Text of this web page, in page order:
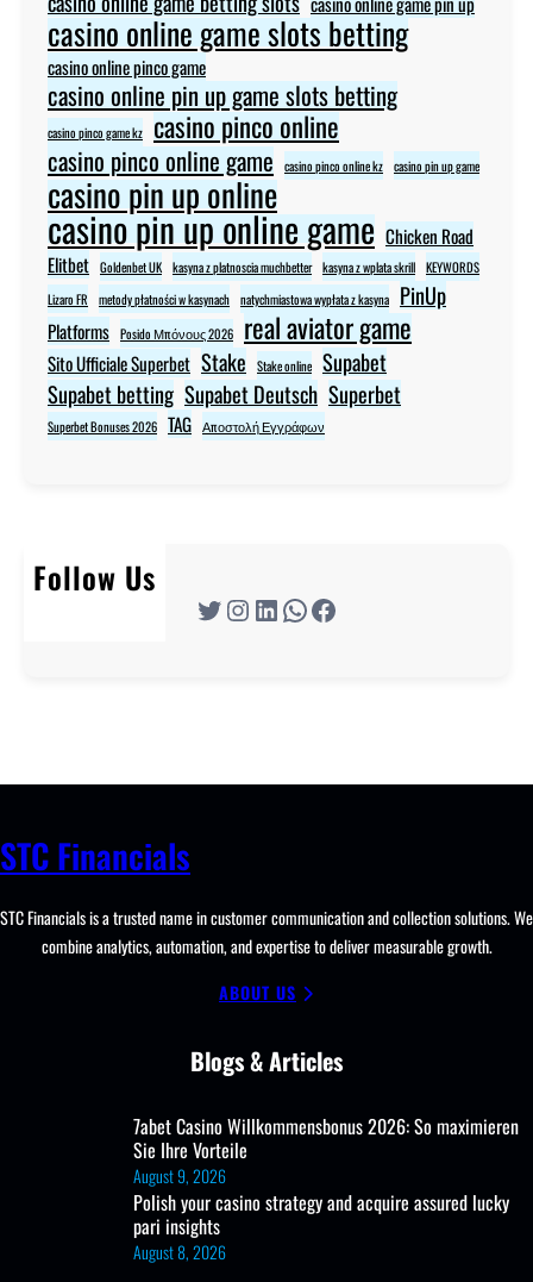
casino online game slots betting
casino online pinco game
casino online pin up game slots betting
casino pinco game kz casino pinco online
casino pinco online game casino pinco online kz casino pin up game
casino pin up online
casino pin up online game Chicken Road
Elitbet Goldenbet UK kasyna z platnoscia muchbetter kasyna z wplata skrill KEYWORDS
Lizaro FR
metody płatności w kasynach natychmiastowa wypłata z kasyna PinUp
Platforms Posido Μπόνους 2026 real aviator game
Sito Ufficiale Superbet Stake Stake online Supabet
Supabet betting Supabet Deutsch Superbet
Superbet Bonuses 2026 TAG Αποστολή Εγγράφων
Follow Us
Twitter Instagram LinkedIn WhatsApp Facebook
STC Financials
STC Financials is a trusted name in customer communication and collection solutions. We
combine analytics, automation, and expertise to deliver measurable growth.
ABOUT US
Blogs & Articles
7abet Casino Willkommensbonus 2026: So maximieren
Sie Ihre Vorteile
August 9, 2026
Polish your casino strategy and acquire assured lucky
pari insights
August 8, 2026